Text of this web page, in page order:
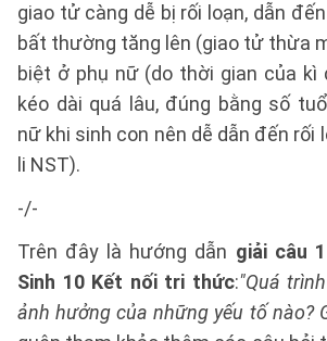
giao tử càng dễ bị rối loạn, dẫn
bất thường tăng lên (giao tử thừa
biệt ở phụ nữ (do thời gian của kì
kéo dài quá lâu, đúng bằng số
nữ khi sinh con nên dễ dẫn đến rối
li NST).
-/-
Trên đây là hướng dẫn giải câu
Sinh 10 Kết nối tri thức:"Quá
ảnh hưởng của những yếu tố nào?